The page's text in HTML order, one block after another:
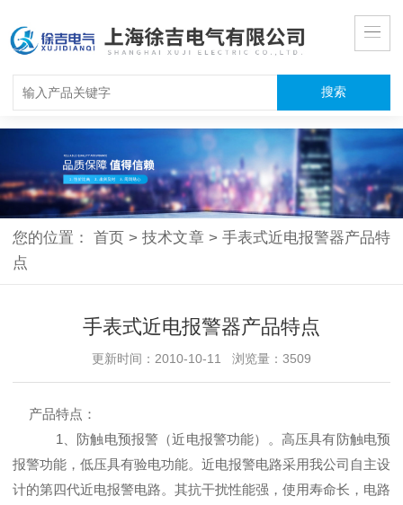
您的位置：首页 > 技术文章 > 手表式近电报警器产品特
点
手表式近电报警器产品特点
更新时间：2010-10-11 浏览量：3509
产品特点：
1、防触电预报警 （近电报警功能）。高压具有防触电预
报警功能，低压具有验电功能。近电报警电路采用我公司自主设
计的第四代近电报警电路。其抗干扰性能强，使用寿命长，电路